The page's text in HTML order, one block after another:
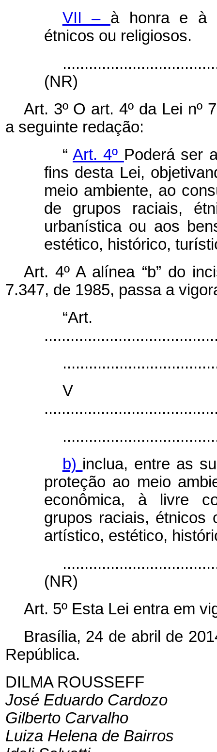
VII – à honra e à
étnicos ou religiosos.
(NR)
Art. 3º O art. 4º da Lei nº
a seguinte redação:
“Art. 4º Poderá ser
fins desta Lei,
meio ambiente, ao
de grupos raciais,
urbanística ou aos
estético, histórico,
Art. 4º A alínea “b” do
7.347, de 1985, passa a
b) inclua, entre as
proteção ao meio
econômica, à livre
grupos raciais, étnicos
artístico, estético,
(NR)
Art. 5º Esta Lei entra em
Brasília, 24 de abril de
República.
DILMA ROUSSEFF
José Eduardo Cardozo
Gilberto Carvalho
Luiza Helena de Bairros